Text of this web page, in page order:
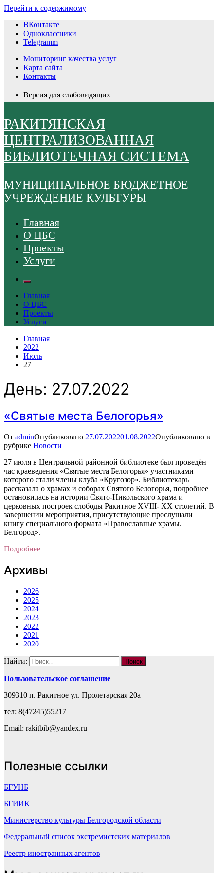
Перейти к содержимому
ВКонтакте
Одноклассники
Telegramm
Мониторинг качества услуг
Карта сайта
Контакты
Версия для слабовидящих
РАКИТЯНСКАЯ
ЦЕНТРАЛИЗОВАННАЯ
БИБЛИОТЕЧНАЯ СИСТЕМА
МУНИЦИПАЛЬНОЕ БЮДЖЕТНОЕ
УЧРЕЖДЕНИЕ КУЛЬТУРЫ
Главная
О ЦБС
Проекты
Услуги
Главная
О ЦБС
Проекты
Услуги
Главная
2022
Июль
27
День: 27.07.2022
«Святые места Белогорья»
От adminОпубликовано 27.07.202201.08.2022Опубликовано в
рубрике Новости
27 июля в Центральной районной библиотеке был проведён
час краеведения «Святые места Белогорья» участниками
которого стали члены клуба «Кругозор». Библиотекарь
рассказала о храмах и соборах Святого Белогорья, подробнее
остановилась на истории Свято-Никольского храма и
церковных построек слободы Ракитное XVIII- XX столетий. В
завершении мероприятия, присутствующие прослушали
книгу специального формата «Православные храмы.
Белгород».
Подробнее
Архивы
2026
2025
2024
2023
2022
2021
2020
Найти:
Пользовательское соглашение
309310 п. Ракитное ул. Пролетарская 20а
тел: 8(47245)55217
Email: rakitbib@yandex.ru
Полезные ссылки
БГУНБ
БГИИК
Министерство культуры Белгородской области
Федеральный список экстремистских материалов
Реестр иностранных агентов